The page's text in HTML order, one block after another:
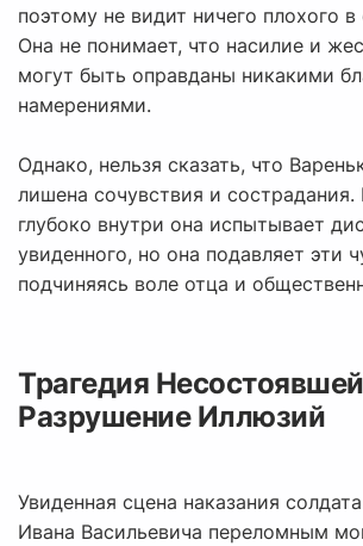
поэтому не видит ничего плохого в
Она не понимает, что насилие и
могут быть оправданы никакими
намерениями.
Однако, нельзя сказать, что
лишена сочувствия и
глубоко внутри она испытывает
увиденного, но она подавляет эти
подчиняясь воле отца и
Трагедия
Разрушение Иллюзий
Увиденная сцена наказания
Ивана Васильевича переломным